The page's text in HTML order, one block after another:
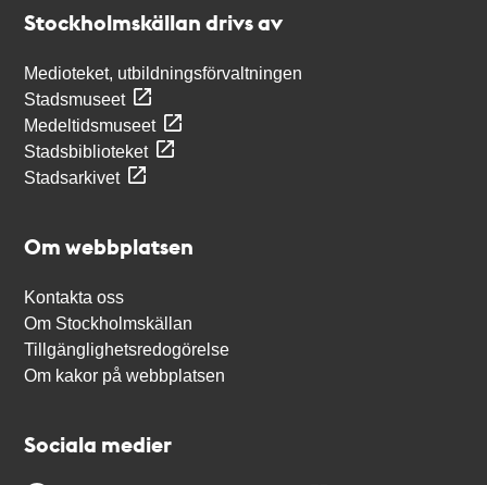
Stockholmskällan drivs av
Medioteket, utbildningsförvaltningen
Stadsmuseet
Medeltidsmuseet
Stadsbiblioteket
Stadsarkivet
Om webbplatsen
Kontakta oss
Om Stockholmskällan
Tillgänglighetsredogörelse
Om kakor på webbplatsen
Sociala medier